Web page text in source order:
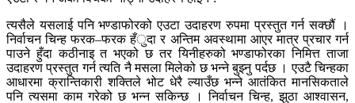
त्यसैले यसलाई पनि भण्डाफोरको एउटा उदाहरण रुपमा प्रस्तुत गर्न सक्छौं ।
निर्वाचन चिन्ह फरक–फरक हँुदा र अन्तिम अवस्थामा आएर मात्र प्रचार गर्न
पाउने हुँदा कठीनाइ त भएको छ तर यिनीहरुको भण्डाफोरका निमित्त ताजा
उदाहरण प्रस्तुत गर्न त्यति नै मसला मिलेको छ भन्ने बुझ्नु पर्दछ । एउटै चिन्हका
आधारमा क्रान्तिकारी शक्तिले भोट धेरै ल्याउँछ भन्ने आतंकित मानसिकताले
पनि त्यसमा काम गरेको छ भन्न सकिन्छ । निर्वाचन चिन्ह, झुठा आश्वासन,